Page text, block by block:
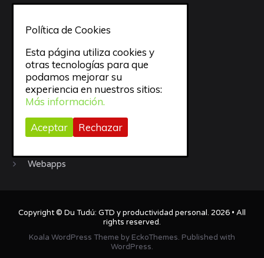
trabajo
Trucos
Video
Webapps
Copyright © Du Tudú: GTD y productividad personal. 2026 • All
rights reserved.
Koala WordPress Theme by EckoThemes. Published with
WordPress.
Política de Cookies
Esta página utiliza cookies y
otras tecnologías para que
podamos mejorar su
experiencia en nuestros sitios:
Más información.
Aceptar Rechazar